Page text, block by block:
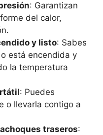
: Garantizan
del calor,
y listo: Sabes
está encendida y
la temperatura
: Puedes
o llevarla contigo a
traseros: